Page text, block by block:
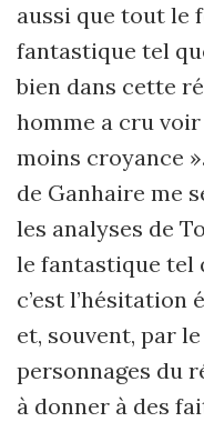
aussi que tout le
fantastique tel
bien dans cette
homme a cru
moins croyance
de Ganhaire me
les analyses de
le fantastique tel
c’est l’hésitation
et, souvent, par
personnages du
à donner à des